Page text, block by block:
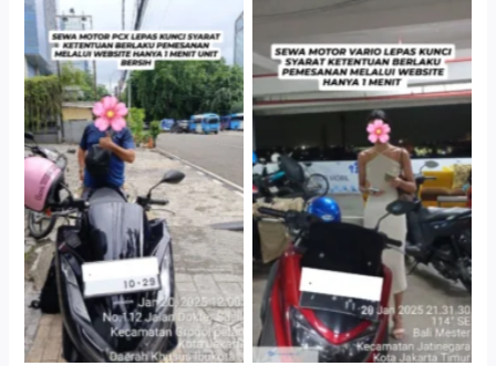
Antar Jemput Kendaraan
Cityplaza Jatinegara
Gedung Parkir P6A